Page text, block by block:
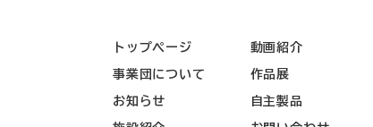
トップページ
事業団について
お知らせ
動画紹介
作品展
自主製品